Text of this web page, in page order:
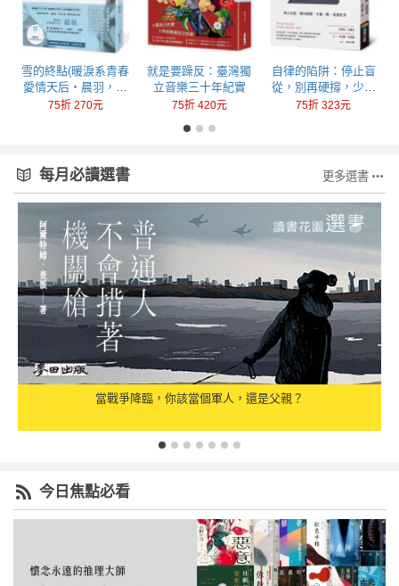
雪的終點(暖淚系青春
愛情天后‧晨羽，全
新加筆黑暗純愛系列
75折 270元
就是要躁反：臺灣獨
立音樂三十年紀實
75折 420元
自律的陷阱：停止盲
從，別再硬撐，少做
一點，成就更多
75折 323元
每月必讀選書 更多選書
當戰爭降臨，你該當個軍人，還是父親？
今日焦點必看